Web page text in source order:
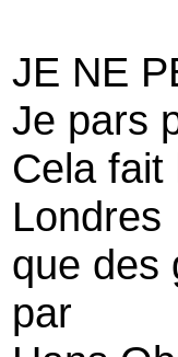
JE NE
Je pars
Cela
Londres
que des
par